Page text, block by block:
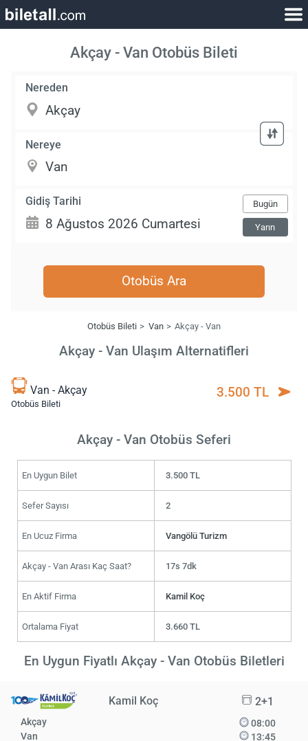
Akçay - Van Otobüs Bileti
Nereden
Nereye
Gidiş Tarihi Bugün
Yarın
Otobüs Ara
Otobüs Bileti Van Akçay - Van
Akçay - Van Ulaşım Alternatifleri
Van - Akçay
Otobüs Bileti
3.500 TL
Akçay - Van Otobüs Seferi
En Uygun Bilet 3.500 TL
Sefer Sayısı 2
En Ucuz Firma Vangölü Turizm
Akçay - Van Arası Kaç Saat? 17s 7dk
En Aktif Firma Kamil Koç
Ortalama Fiyat 3.660 TL
En Uygun Fiyatlı Akçay - Van Otobüs Biletleri
Kamil Koç 2+1
Akçay
Van
08:00
13:45